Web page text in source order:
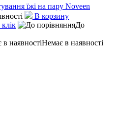
їжі на пару Noveen
В корзину
До
Немає в наявності